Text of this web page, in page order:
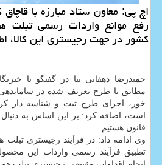
اچ پی: معاون ستاد مبارزه با قاچاق
رفع موانع واردات رسمی تبلت
كشور در جهت رجیستری این كالا،
حمیدرضا دهقانی نیا در گفتگو با
مطابق با طرح تعریف شده در
خور، اجرای طرح ثبت و شناسه دار
است، اضافه كرد: بر این اساس به
قانون هستیم.
وی ادامه داد: در فرآیند رجیستری
تطبیق فرآیند رسمی واردات این